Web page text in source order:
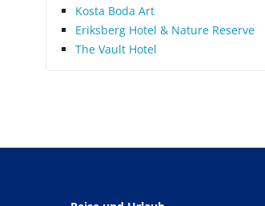
Kosta Boda Art
Eriksberg Hotel & Nature Reserve
The Vault Hotel